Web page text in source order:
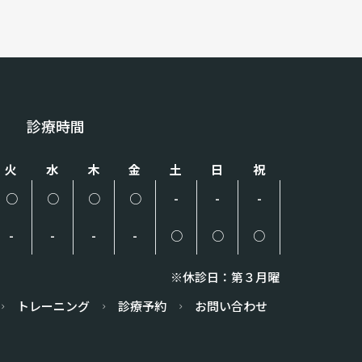
診療時間
火 水 木 金 土 日
祝
○ ○ ○ ○ - - -
- - - - ○ ○ ○
※休診日：第３月曜
トレーニング 診療予約 お問い合わせ